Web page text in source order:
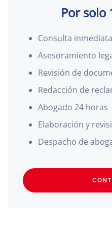
Por solo
Consulta inmediata
Asesoramiento
Revisión de
Redacción de
Abogado 24 horas
Elaboración y
Despacho de